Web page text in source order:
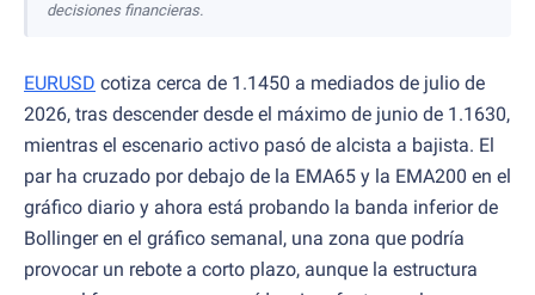
decisiones financieras.
EURUSD cotiza cerca de 1.1450 a mediados de julio de
2026, tras descender desde el máximo de junio de 1.1630,
mientras el escenario activo pasó de alcista a bajista. El
par ha cruzado por debajo de la EMA65 y la EMA200 en el
gráfico diario y ahora está probando la banda inferior de
Bollinger en el gráfico semanal, una zona que podría
provocar un rebote a corto plazo, aunque la estructura